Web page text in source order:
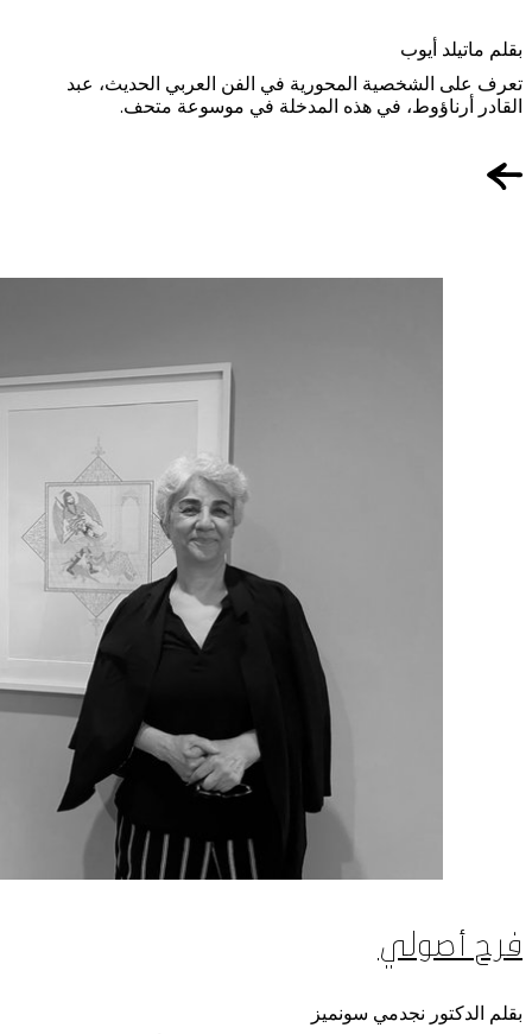
تعرف على الشخصية المحورية في الفن العربي الحديث، عبد
القادر أرناؤوط، في هذه المدخلة في موسوعة متحف.
بقلم ماتيلد أيوب
فرح أصولي
بقلم الدكتور نجدمي سونميز